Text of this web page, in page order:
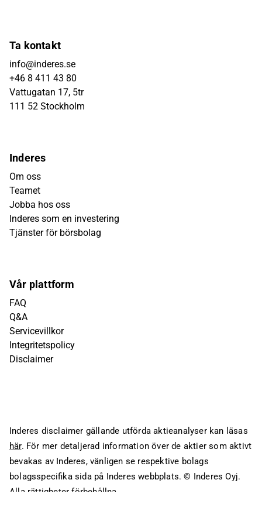
Ta kontakt
info@inderes.se
+46 8 411 43 80
Vattugatan 17, 5tr
111 52 Stockholm
Inderes
Om oss
Teamet
Jobba hos oss
Inderes som en investering
Tjänster för börsbolag
Vår plattform
FAQ
Q&A
Servicevillkor
Integritetspolicy
Disclaimer
Inderes disclaimer gällande utförda aktieanalyser kan läsas
här. För mer detaljerad information över de aktier som aktivt
bevakas av Inderes, vänligen se respektive bolags
bolagsspecifika sida på Inderes webbplats. © Inderes Oyj.
Alla rättigheter förbehållna.